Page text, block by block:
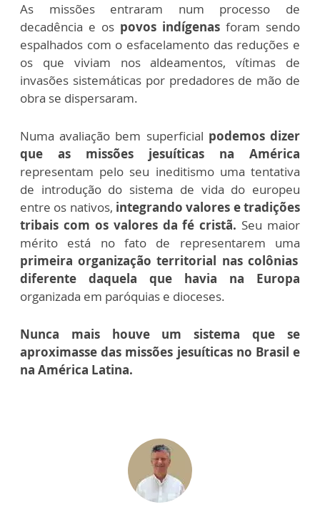
As missões entraram num processo de
decadência e os povos indígenas foram sendo
espalhados com o esfacelamento das reduções e
os que viviam nos aldeamentos, vítimas de
invasões sistemáticas por predadores de mão de
obra se dispersaram.
Numa avaliação bem superficial podemos dizer
que as missões jesuíticas na América
representam pelo seu ineditismo uma tentativa
de introdução do sistema de vida do europeu
entre os nativos, integrando valores e tradições
tribais com os valores da fé cristã. Seu maior
mérito está no fato de representarem uma
primeira organização territorial nas colônias
diferente daquela que havia na Europa
organizada em paróquias e dioceses.
Nunca mais houve um sistema que se
aproximasse das missões jesuíticas no Brasil e
na América Latina.